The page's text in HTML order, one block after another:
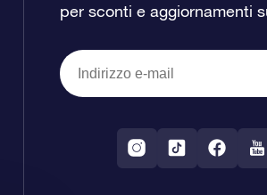
per sconti e aggiornamenti